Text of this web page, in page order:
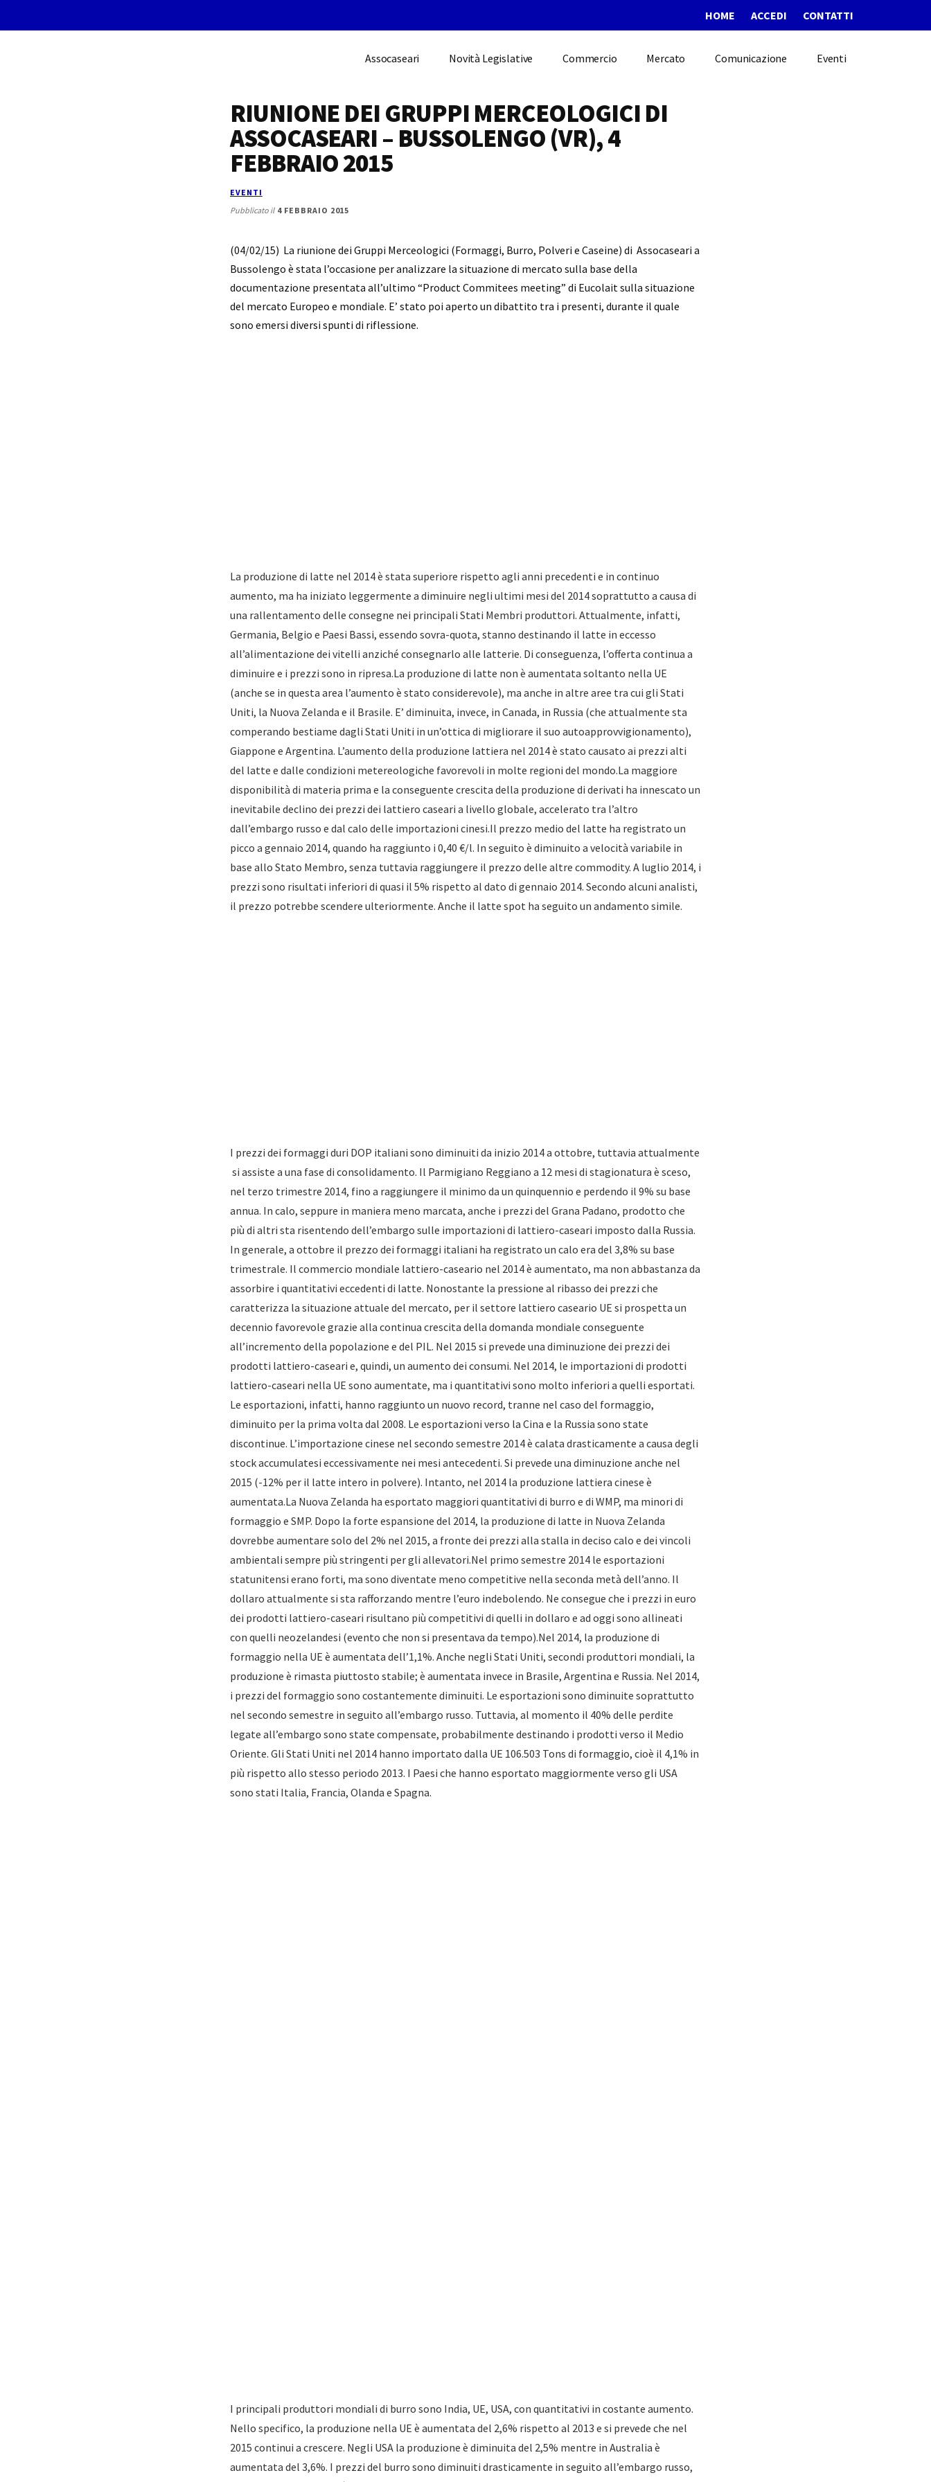
HOME ACCEDI CONTATTI
Assocaseari Novità Legislative Commercio Mercato Comunicazione Eventi
RIUNIONE DEI GRUPPI MERCEOLOGICI DI
ASSOCASEARI – BUSSOLENGO (VR), 4
FEBBRAIO 2015
EVENTI
Pubblicato il 4 FEBBRAIO 2015
(04/02/15) La riunione dei Gruppi Merceologici (Formaggi, Burro, Polveri e Caseine) di Assocaseari a
Bussolengo è stata l’occasione per analizzare la situazione di mercato sulla base della
documentazione presentata all’ultimo “Product Commitees meeting” di Eucolait sulla situazione
del mercato Europeo e mondiale. E’ stato poi aperto un dibattito tra i presenti, durante il quale
sono emersi diversi spunti di riflessione.
La produzione di latte nel 2014 è stata superiore rispetto agli anni precedenti e in continuo
aumento, ma ha iniziato leggermente a diminuire negli ultimi mesi del 2014 soprattutto a causa di
una rallentamento delle consegne nei principali Stati Membri produttori. Attualmente, infatti,
Germania, Belgio e Paesi Bassi, essendo sovra-quota, stanno destinando il latte in eccesso
all’alimentazione dei vitelli anziché consegnarlo alle latterie. Di conseguenza, l’offerta continua a
diminuire e i prezzi sono in ripresa.La produzione di latte non è aumentata soltanto nella UE
(anche se in questa area l’aumento è stato considerevole), ma anche in altre aree tra cui gli Stati
Uniti, la Nuova Zelanda e il Brasile. E’ diminuita, invece, in Canada, in Russia (che attualmente sta
comperando bestiame dagli Stati Uniti in un’ottica di migliorare il suo autoapprovvigionamento),
Giappone e Argentina. L’aumento della produzione lattiera nel 2014 è stato causato ai prezzi alti
del latte e dalle condizioni metereologiche favorevoli in molte regioni del mondo.La maggiore
disponibilità di materia prima e la conseguente crescita della produzione di derivati ha innescato un
inevitabile declino dei prezzi dei lattiero caseari a livello globale, accelerato tra l’altro
dall’embargo russo e dal calo delle importazioni cinesi.Il prezzo medio del latte ha registrato un
picco a gennaio 2014, quando ha raggiunto i 0,40 €/l. In seguito è diminuito a velocità variabile in
base allo Stato Membro, senza tuttavia raggiungere il prezzo delle altre commodity. A luglio 2014, i
prezzi sono risultati inferiori di quasi il 5% rispetto al dato di gennaio 2014. Secondo alcuni analisti,
il prezzo potrebbe scendere ulteriormente. Anche il latte spot ha seguito un andamento simile.
I prezzi dei formaggi duri DOP italiani sono diminuiti da inizio 2014 a ottobre, tuttavia attualmente
si assiste a una fase di consolidamento. Il Parmigiano Reggiano a 12 mesi di stagionatura è sceso,
nel terzo trimestre 2014, fino a raggiungere il minimo da un quinquennio e perdendo il 9% su base
annua. In calo, seppure in maniera meno marcata, anche i prezzi del Grana Padano, prodotto che
più di altri sta risentendo dell’embargo sulle importazioni di lattiero-caseari imposto dalla Russia.
In generale, a ottobre il prezzo dei formaggi italiani ha registrato un calo era del 3,8% su base
trimestrale. Il commercio mondiale lattiero-caseario nel 2014 è aumentato, ma non abbastanza da
assorbire i quantitativi eccedenti di latte. Nonostante la pressione al ribasso dei prezzi che
caratterizza la situazione attuale del mercato, per il settore lattiero caseario UE si prospetta un
decennio favorevole grazie alla continua crescita della domanda mondiale conseguente
all’incremento della popolazione e del PIL. Nel 2015 si prevede una diminuzione dei prezzi dei
prodotti lattiero-caseari e, quindi, un aumento dei consumi. Nel 2014, le importazioni di prodotti
lattiero-caseari nella UE sono aumentate, ma i quantitativi sono molto inferiori a quelli esportati.
Le esportazioni, infatti, hanno raggiunto un nuovo record, tranne nel caso del formaggio,
diminuito per la prima volta dal 2008. Le esportazioni verso la Cina e la Russia sono state
discontinue. L’importazione cinese nel secondo semestre 2014 è calata drasticamente a causa degli
stock accumulatesi eccessivamente nei mesi antecedenti. Si prevede una diminuzione anche nel
2015 (-12% per il latte intero in polvere). Intanto, nel 2014 la produzione lattiera cinese è
aumentata.La Nuova Zelanda ha esportato maggiori quantitativi di burro e di WMP, ma minori di
formaggio e SMP. Dopo la forte espansione del 2014, la produzione di latte in Nuova Zelanda
dovrebbe aumentare solo del 2% nel 2015, a fronte dei prezzi alla stalla in deciso calo e dei vincoli
ambientali sempre più stringenti per gli allevatori.Nel primo semestre 2014 le esportazioni
statunitensi erano forti, ma sono diventate meno competitive nella seconda metà dell’anno. Il
dollaro attualmente si sta rafforzando mentre l’euro indebolendo. Ne consegue che i prezzi in euro
dei prodotti lattiero-caseari risultano più competitivi di quelli in dollaro e ad oggi sono allineati
con quelli neozelandesi (evento che non si presentava da tempo).Nel 2014, la produzione di
formaggio nella UE è aumentata dell’1,1%. Anche negli Stati Uniti, secondi produttori mondiali, la
produzione è rimasta piuttosto stabile; è aumentata invece in Brasile, Argentina e Russia. Nel 2014,
i prezzi del formaggio sono costantemente diminuiti. Le esportazioni sono diminuite soprattutto
nel secondo semestre in seguito all’embargo russo. Tuttavia, al momento il 40% delle perdite
legate all’embargo sono state compensate, probabilmente destinando i prodotti verso il Medio
Oriente. Gli Stati Uniti nel 2014 hanno importato dalla UE 106.503 Tons di formaggio, cioè il 4,1% in
più rispetto allo stesso periodo 2013. I Paesi che hanno esportato maggiormente verso gli USA
sono stati Italia, Francia, Olanda e Spagna.
I principali produttori mondiali di burro sono India, UE, USA, con quantitativi in costante aumento.
Nello specifico, la produzione nella UE è aumentata del 2,6% rispetto al 2013 e si prevede che nel
2015 continui a crescere. Negli USA la produzione è diminuita del 2,5% mentre in Australia è
aumentata del 3,6%. I prezzi del burro sono diminuiti drasticamente in seguito all’embargo russo,